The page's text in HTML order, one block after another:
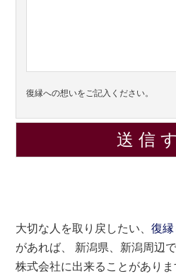
復縁への想いをご記入ください。
大切な人を取り戻したい、復
があれば、 新潟県、新潟周辺
株式会社に出来ることがありま